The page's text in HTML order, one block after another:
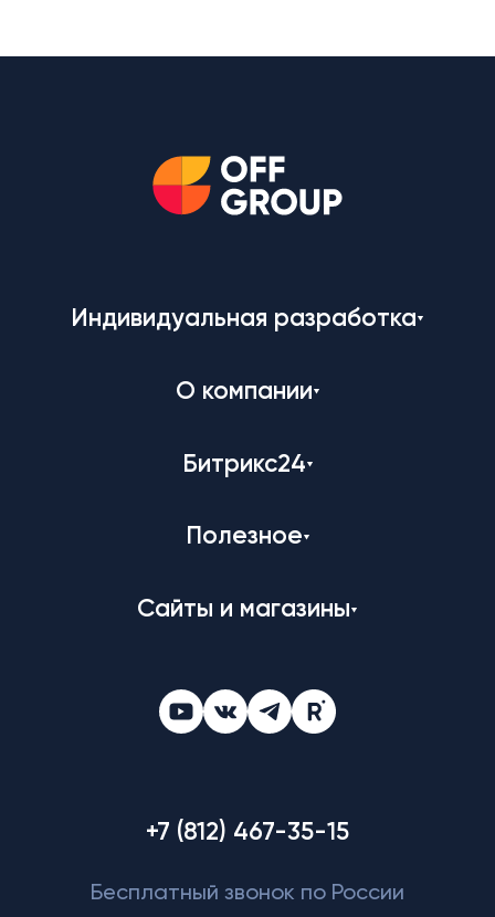
Индивидуальная разработка
О компании
Битрикс24
Полезное
Сайты и магазины
+7 (812) 467-35-15
Бесплатный звонок по России